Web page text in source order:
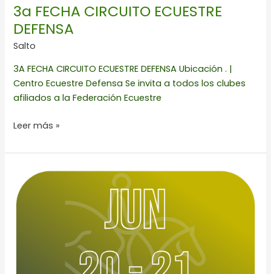
3a FECHA CIRCUITO ECUESTRE
DEFENSA
Salto
3A FECHA CIRCUITO ECUESTRE DEFENSA Ubicación . |
Centro Ecuestre Defensa Se invita a todos los clubes
afiliados a la Federación Ecuestre
Leer más »
CCI3*-
S,